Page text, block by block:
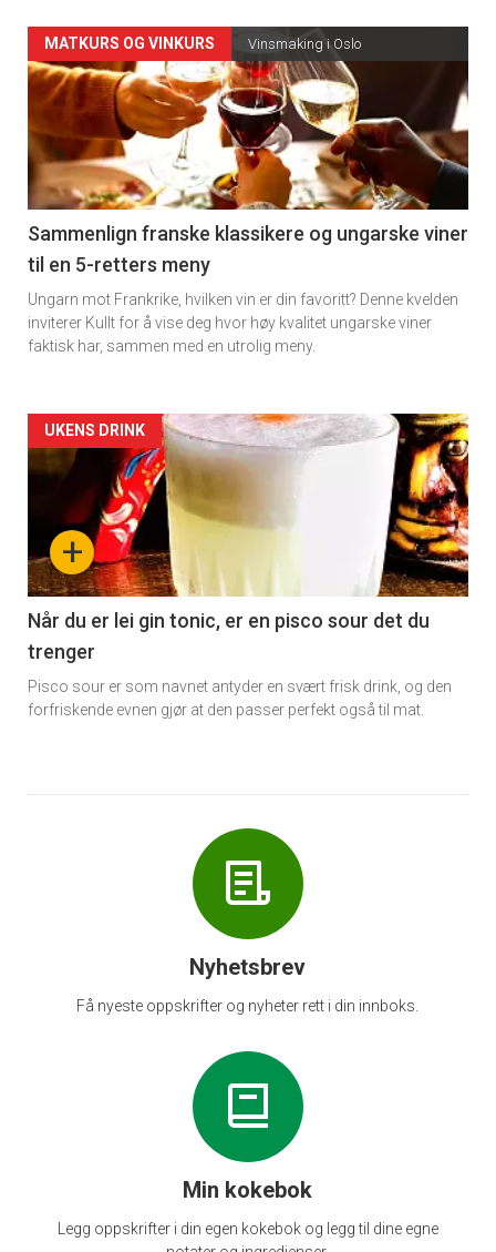
Forsiden
akkurat
nå
-
5
MATKURS OG VINKURS Vinsmaking i Oslo
Sammenlign franske klassikere og ungarske viner
til en 5-retters meny
Ungarn mot Frankrike, hvilken vin er din favoritt? Denne kvelden
inviterer Kullt for å vise deg hvor høy kvalitet ungarske viner
faktisk har, sammen med en utrolig meny.
Forsiden
akkurat
nå
-
6
+
UKENS DRINK
Når du er lei gin tonic, er en pisco sour det du
trenger
Pisco sour er som navnet antyder en svært frisk drink, og den
forfriskende evnen gjør at den passer perfekt også til mat.
Nyhetsbrev
Få nyeste oppskrifter og nyheter rett i din innboks.
Min kokebok
Legg oppskrifter i din egen kokebok og legg til dine egne